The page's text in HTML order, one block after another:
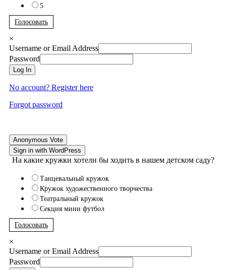
5
Голосовать
×
Username or Email Address
Password
Log In
No account? Register here
Forgot password
Anonymous Vote
Sign in with WordPress
На какие кружки хотели бы ходить в нашем детском саду?
Танцевальный кружок
Кружок художественного творчества
Театральный кружок
Секция мини футбол
Голосовать
×
Username or Email Address
Password